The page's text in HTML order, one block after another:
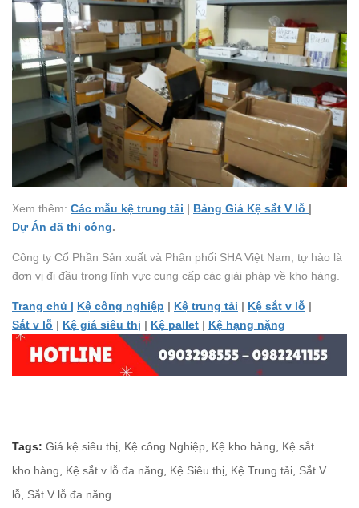
Xem thêm: Các mẫu kệ trung tải | Bảng Giá Kệ sắt V lỗ |
Dự Án đã thi công.
Công ty Cổ Phần Sản xuất và Phân phối SHA Việt Nam, tự hào là
đơn vị đi đầu trong lĩnh vực cung cấp các giải pháp về kho hàng.
Trang chủ | Kệ công nghiệp | Kệ trung tải | Kệ sắt v lỗ |
Sắt v lỗ | Kệ giá siêu thị | Kệ pallet | Kệ hạng nặng
Tags: Giá kệ siêu thị Kệ công Nghiệp Kệ kho hàng
Kệ sắt
kho hàng
Kệ sắt v lỗ đa năng Kệ Siêu thị Kệ Trung tải Sắt V
lỗ Sắt V lỗ đa năng